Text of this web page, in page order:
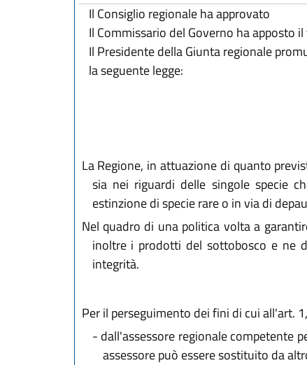
Il Consiglio regionale ha approvato
Il Commissario del Governo ha apposto
Il Presidente della Giunta regionale
la seguente legge:
La Regione, in attuazione di quanto
sia nei riguardi delle singole specie
estinzione di specie rare o in via di
Nel quadro di una politica volta a
inoltre i prodotti del sottobosco e ne
integrità.
Per il perseguimento dei fini di cui all'art.
- dall'assessore regionale competente
assessore può essere sostituito da